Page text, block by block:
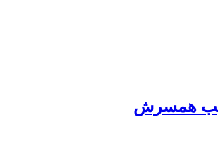
همسرش